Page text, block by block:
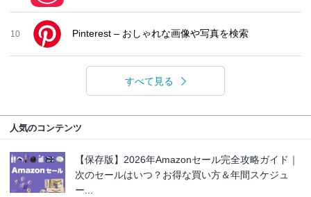
10 Pinterest – おしゃれな画像や写真を検索
すべて見る
人気のコンテンツ
【保存版】2026年Amazonセール完全攻略ガイド｜
次のセールはいつ？お得な買い方＆年間スケジュ
ー...